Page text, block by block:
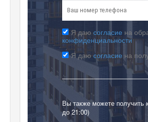
Я даю согласие на
конфиденциальности
Я даю согласие на
Вы также можете получить
до 21:00)